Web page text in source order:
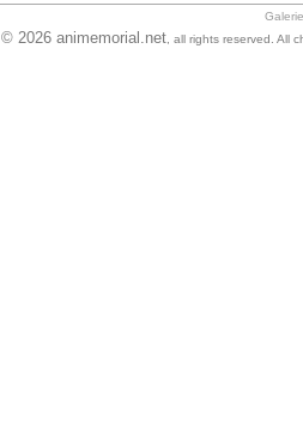
Galerie
© 2026 animemorial.net, all rights reserved. All